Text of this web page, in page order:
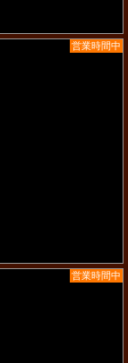
営業時間中
営業時間中